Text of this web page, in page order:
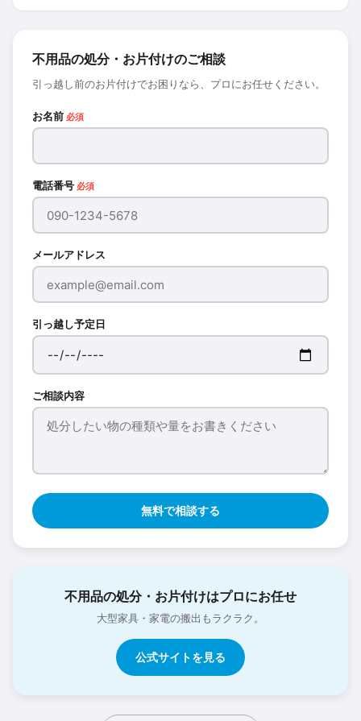
不用品の処分・お片付けのご相談
引っ越し前のお片付けでお困りなら、プロにお任せください。
お名前 必須
電話番号 必須
メールアドレス
引っ越し予定日
ご相談内容
無料で相談する
不用品の処分・お片付けはプロにお任せ
大型家具・家電の搬出もラクラク。
公式サイトを見る